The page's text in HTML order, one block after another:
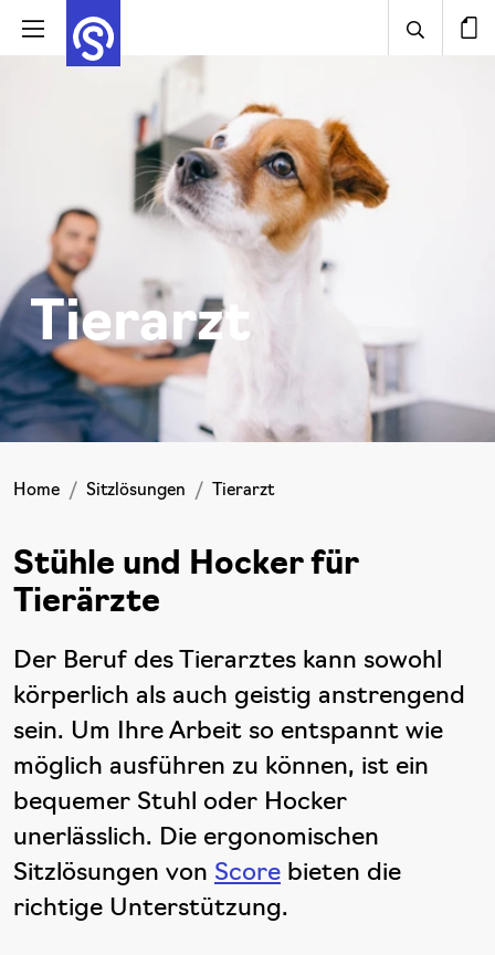
Tierarzt
Home Sitzlösungen Tierarzt
Stühle und Hocker für
Tierärzte
Der Beruf des Tierarztes kann sowohl
körperlich als auch geistig anstrengend
sein. Um Ihre Arbeit so entspannt wie
möglich ausführen zu können, ist ein
bequemer Stuhl oder Hocker
unerlässlich. Die ergonomischen
Sitzlösungen von Score bieten die
richtige Unterstützung.